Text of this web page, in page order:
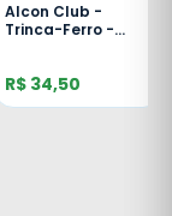
Alcon Club -
Trinca-Ferro -
R$ 34,50